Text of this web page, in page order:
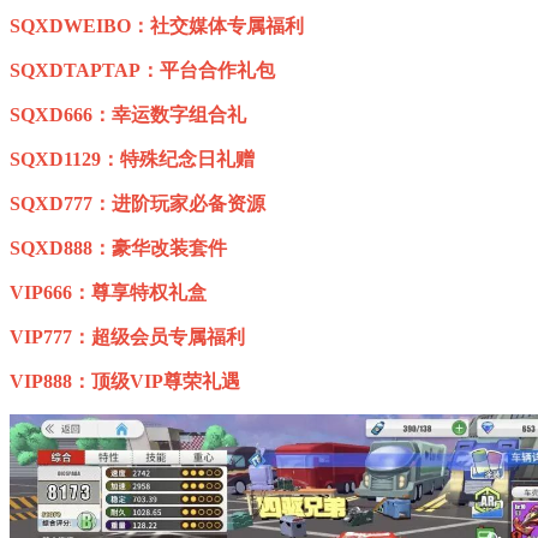
SQXDWEIBO：社交媒体专属福利
SQXDTAPTAP：平台合作礼包
SQXD666：幸运数字组合礼
SQXD1129：特殊纪念日礼赠
SQXD777：进阶玩家必备资源
SQXD888：豪华改装套件
VIP666：尊享特权礼盒
VIP777：超级会员专属福利
VIP888：顶级VIP尊荣礼遇